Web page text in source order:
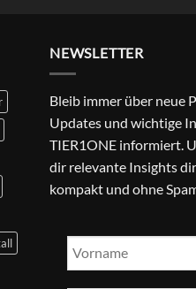
NEWSLETTER
Bleib immer über neue
Updates und wichtige
TIER1ONE informiert.
dir relevante Insights
kompakt und ohne